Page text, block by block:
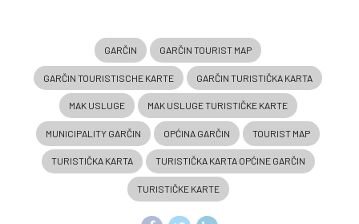
GARČIN GARČIN TOURIST MAP
GARČIN TOURISTISCHE KARTE GARČIN TURISTIČKA KARTA
MAK USLUGE MAK USLUGE TURISTIČKE KARTE
MUNICIPALITY GARČIN OPĆINA GARČIN TOURIST MAP
TURISTIČKA KARTA TURISTIČKA KARTA OPĆINE GARČIN
TURISTIČKE KARTE